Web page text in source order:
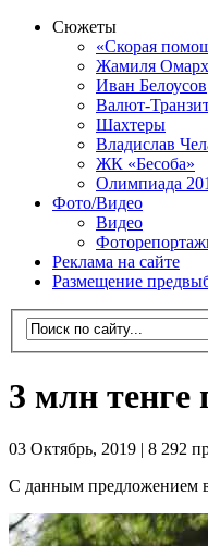
Сюжеты
«Скорая
Жамиля
Иван Белоусов
Валют-
Шахтеры
Владислав
ЖК «Бесоба»
Олимпиада
Фото/Видео
Видео
Реклама на сайте
Размещение
3 млн тенге
03 Октябрь, 2019 | 8 292
С данным предложением